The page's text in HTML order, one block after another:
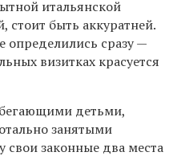
итальянской
стоит быть аккуратней.
определились сразу —
визитках красуется
детьми,
занятыми
законные два места